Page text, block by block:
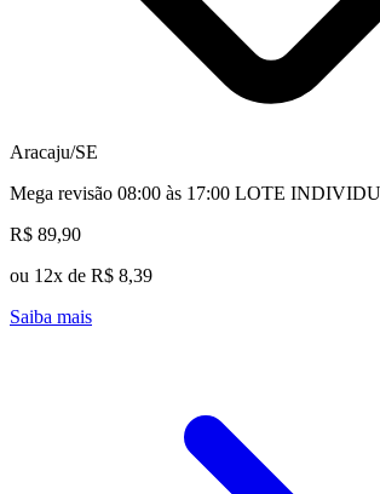
Aracaju/SE
Mega revisão 08:00 às 17:00 LOTE
R$ 89,90
ou 12x de R$ 8,39
Saiba mais